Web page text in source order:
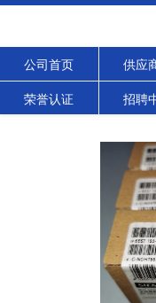
公司首页 供应
荣誉认证 招聘